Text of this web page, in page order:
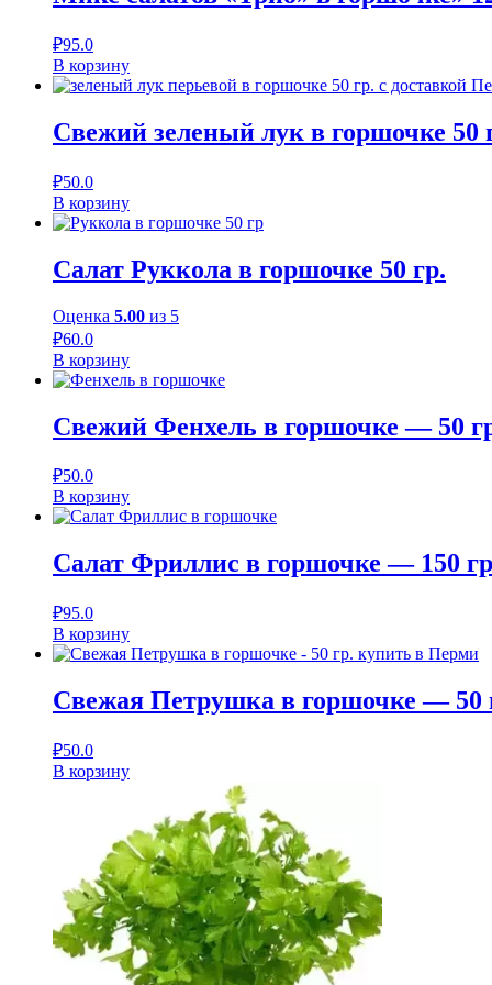
₽95.0
В корзину
Свежий зеленый лук в горшочке 50
₽50.0
В корзину
Салат Руккола в горшочке 50 гр.
Оценка 5.00 из 5
₽60.0
В корзину
Свежий Фенхель в горшочке — 50
₽50.0
В корзину
Салат Фриллис в горшочке — 150
₽95.0
В корзину
Свежая Петрушка в горшочке — 50
₽50.0
В корзину